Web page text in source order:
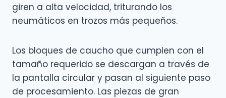
giren a alta velocidad, triturando los
neumáticos en trozos más pequeños.
Los bloques de caucho que cumplen con el
tamaño requerido se descargan a través de
la pantalla circular y pasan al siguiente paso
de procesamiento. Las piezas de gran